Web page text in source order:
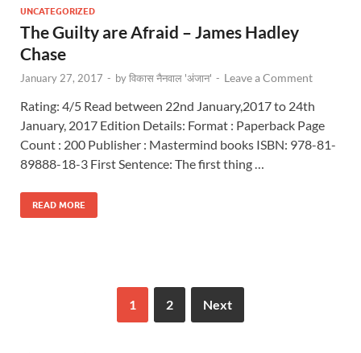
UNCATEGORIZED
The Guilty are Afraid – James Hadley
Chase
January 27, 2017 - byविकास नैनवाल 'अंजान' - Leave a Comment
Rating: 4/5 Read between 22nd January,2017 to 24th
January, 2017 Edition Details: Format : Paperback Page
Count : 200 Publisher : Mastermind books ISBN: 978-81-
89888-18-3 First Sentence: The first thing …
READ MORE
1 2 Next